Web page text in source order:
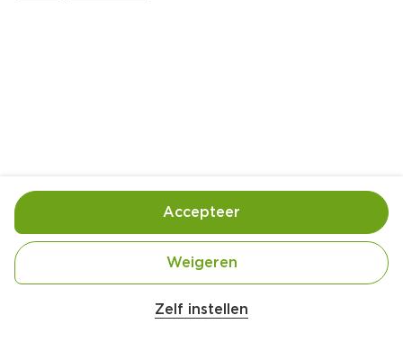
Handige informatie over dit product
Nutri-Score D
Belangrijke veiligheidswaarschuwing
Zelf instellen
Weigeren
Accepteer